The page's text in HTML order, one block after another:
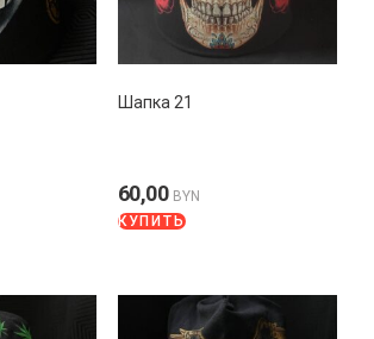
Шапка 21
60,00 BYN
КУПИТЬ